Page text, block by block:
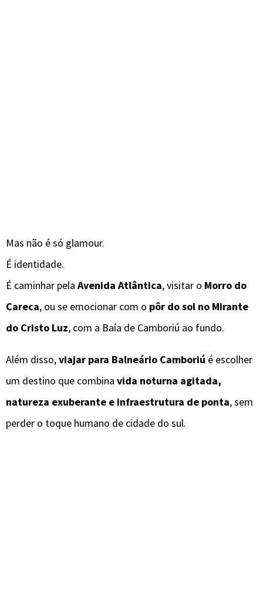
Mas não é só glamour.
É identidade.
É caminhar pela Avenida Atlântica, visitar o Morro do
Careca, ou se emocionar com o pôr do sol no Mirante
do Cristo Luz, com a Baía de Camboriú ao fundo.
Além disso,viajar para Balneário Camboriú é escolher
um destino que combina vida noturna agitada,
natureza exuberante e infraestrutura de ponta, sem
perder o toque humano de cidade do sul.